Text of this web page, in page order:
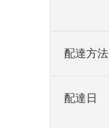
配達方法
配達日